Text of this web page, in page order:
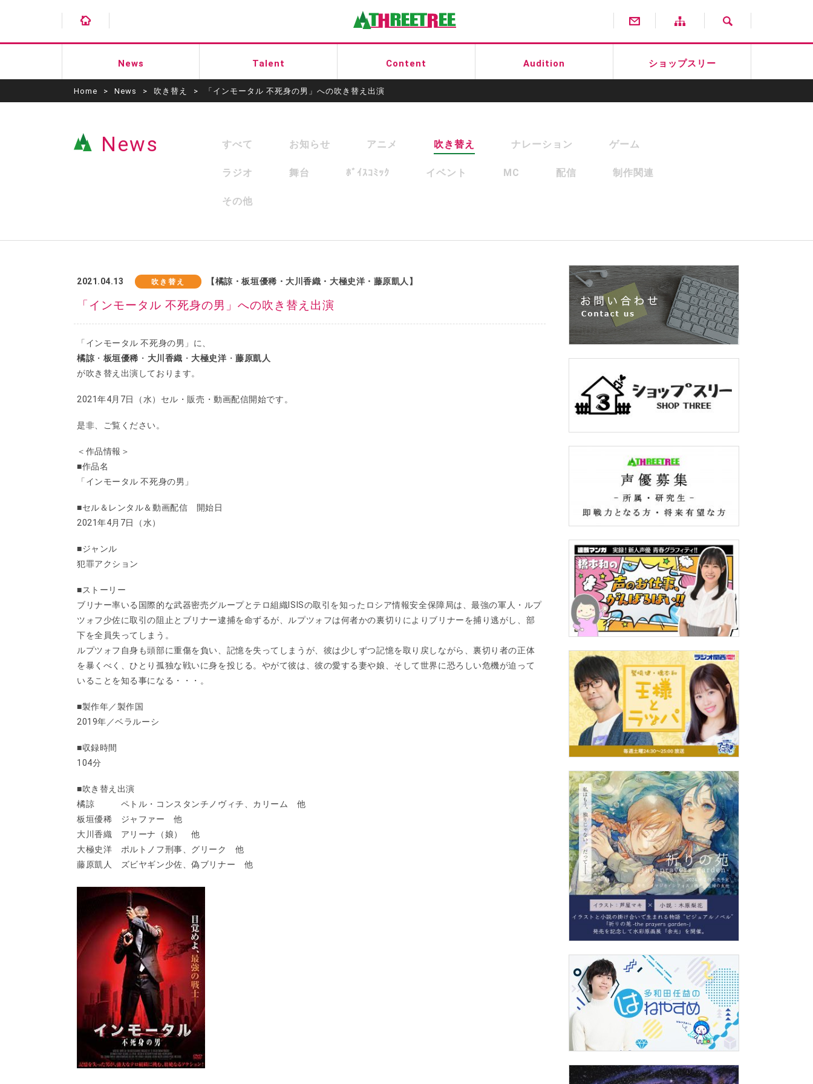
News Talent Content Audition ショップスリー
Home > News > 吹き替え > 「インモータル 不死身の男」への吹き替え出演
News すべて お知らせ アニメ 吹き替え ナレーション ゲーム
ラジオ 舞台 ﾎﾞｲｽｺﾐｯｸ イベント MC 配信 制作関連
その他
2021.04.13 吹き替え 【橘諒・板垣優稀・大川香織・大極史洋・藤原凱人】
「インモータル 不死身の男」への吹き替え出演
「インモータル 不死身の男」に、
橘諒・ 板垣優稀 ・ 大川香織 ・ 大極史洋 ・藤原凱人
が吹き替え出演しております。
2021年4月7日（水）セル・販売・動画配信開始です。
是非、ご覧ください。
＜作品情報＞
■作品名
「インモータル 不死身の男」
■セル＆レンタル＆動画配信 開始日
2021年4月7日（水）
■ジャンル
犯罪アクション
■ストーリー
ブリナー率いる国際的な武器密売グループとテロ組織ISISの取引を知ったロシア情報安全保障局は、最強の軍人・ルプ
ツォフ少佐に取引の阻止とブリナー逮捕を命ずるが、ルプツォフは何者かの裏切りによりブリナーを捕り逃がし、部
下を全員失ってしまう。
ルプツォフ自身も頭部に重傷を負い、記憶を失ってしまうが、彼は少しずつ記憶を取り戻しながら、裏切り者の正体
を暴くべく、ひとり孤独な戦いに身を投じる。やがて彼は、彼の愛する妻や娘、そして世界に恐ろしい危機が迫って
いることを知る事になる・・・。
■製作年／製作国
2019年／ベラルーシ
■収録時間
104分
■吹き替え出演
橘諒 ペトル・コンスタンチノヴィチ、カリーム 他
板垣優稀 ジャファー 他
大川香織 アリーナ（娘） 他
大極史洋 ポルトノフ刑事、グリーク 他
藤原凱人 ズビヤギン少佐、偽ブリナー 他